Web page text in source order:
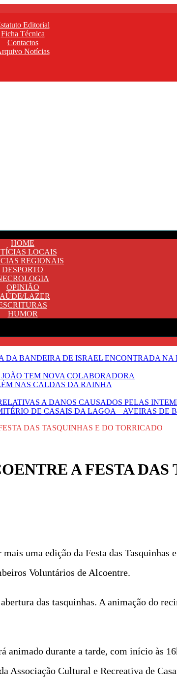
Editorial
Ficha Técnica
Contactos
Notícias
HOME
LOCAIS
REGIONAIS
DESPORTO
OPINIÃO
LAZER
HUMOR
DA BANDEIRA DE ISRAEL ENCONTRADA
TEM NOVA COLABORADORA
NAS CALDAS DA RAINHA
A DANOS CAUSADOS PELAS
DE CASAIS DA LAGOA – AVEIRAS DE
DAS TASQUINHAS E DO TORRICADO
A FESTA DAS
uma edição da Festa das Tasquinhas
Voluntários de Alcoentre.
das tasquinhas. A animação do
animado durante a tarde, com início às
Associação Cultural e Recreativa de